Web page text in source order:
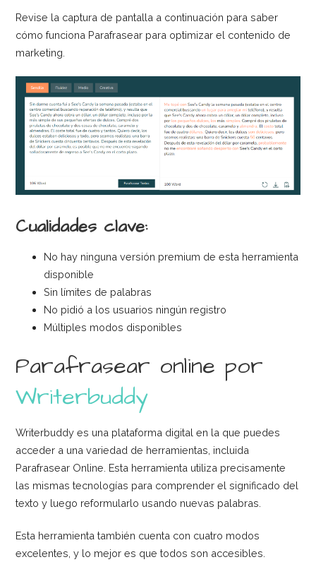
Revise la captura de pantalla a continuación para saber
cómo funciona Parafrasear para optimizar el contenido de
marketing.
Cualidades clave:
No hay ninguna versión premium de esta herramienta
disponible
Sin límites de palabras
No pidió a los usuarios ningún registro
Múltiples modos disponibles
Parafrasear online por
Writerbuddy
Writerbuddy es una plataforma digital en la que puedes
acceder a una variedad de herramientas, incluida
Parafrasear Online. Esta herramienta utiliza precisamente
las mismas tecnologías para comprender el significado del
texto y luego reformularlo usando nuevas palabras.
Esta herramienta también cuenta con cuatro modos
excelentes, y lo mejor es que todos son accesibles.